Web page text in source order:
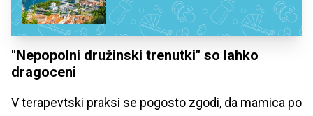
"Nepopolni družinski trenutki" so lahko
dragoceni
V terapevtski praksi se pogosto zgodi, da mamica po